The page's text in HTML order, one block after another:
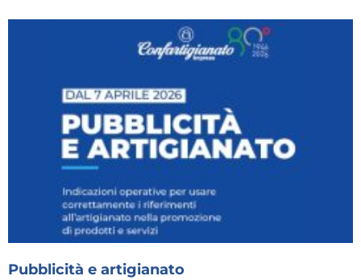
Pubblicità e artigianato